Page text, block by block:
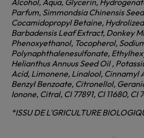
Parfum, Simmondsia Chinensis
Cocamidopropyl Betaine,
Barbadensis Leaf Extract, Donkey
Phenoxyethanol, Tocopherol,
Polynaphthalenesulfonate,
Helianthus Annuus Seed Oil ,
Acid, Limonene, Linalool, Cinnamyl
Benzyl Benzoate, Citronellol,
Ionone, Citral, CI 77891, CI 11680, CI
*ISSU DE L'GRICULTURE